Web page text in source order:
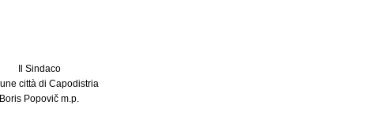
Il Sindaco
città di Capodistria
Boris Popovič m.p.